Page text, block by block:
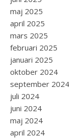
maj 2025
april 2025
mars 2025
februari 2025
januari 2025
oktober 2024
september 2024
juli 2024
juni 2024
maj 2024
april 2024